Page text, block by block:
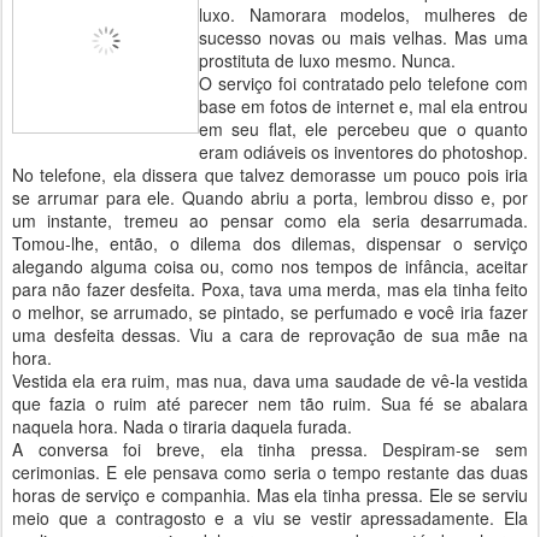
luxo. Namorara modelos, mulheres de
sucesso novas ou mais velhas. Mas uma
prostituta de luxo mesmo. Nunca.
O serviço foi contratado pelo telefone com
base em fotos de internet e, mal ela entrou
em seu flat, ele percebeu que o quanto
eram odiáveis os inventores do photoshop.
No telefone, ela dissera que talvez demorasse um pouco pois iria
se arrumar para ele. Quando abriu a porta, lembrou disso e, por
um instante, tremeu ao pensar como ela seria desarrumada.
Tomou-lhe, então, o dilema dos dilemas, dispensar o serviço
alegando alguma coisa ou, como nos tempos de infância, aceitar
para não fazer desfeita. Poxa, tava uma merda, mas ela tinha feito
o melhor, se arrumado, se pintado, se perfumado e você iria fazer
uma desfeita dessas. Viu a cara de reprovação de sua mãe na
hora.
Vestida ela era ruim, mas nua, dava uma saudade de vê-la vestida
que fazia o ruim até parecer nem tão ruim. Sua fé se abalara
naquela hora. Nada o tiraria daquela furada.
A conversa foi breve, ela tinha pressa. Despiram-se sem
cerimonias. E ele pensava como seria o tempo restante das duas
horas de serviço e companhia. Mas ela tinha pressa. Ele se serviu
meio que a contragosto e a viu se vestir apressadamente. Ela